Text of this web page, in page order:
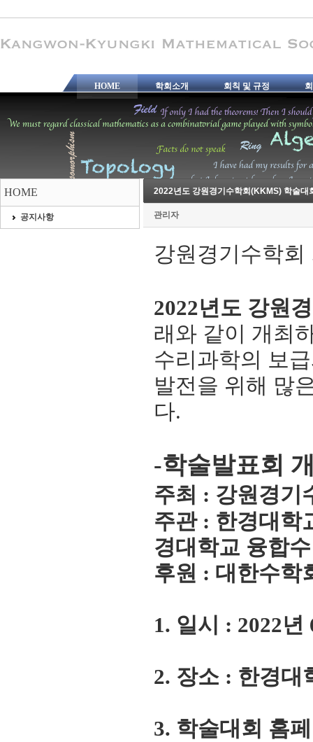
HOME 학회소개 회칙 및 규정
HOME
공지사항
2022년도 강원경기수학회(KKMS) 학술대
관리자
강원경기수학회
2022년도 강원
래와 같이 개최
수리과학의 보
발전을 위해 많
다.
-학술발표회
주최 : 강원경기
주관 : 한경대학
경대학교 융합
후원 : 대한수학
1. 일시 : 2022년
2. 장소 : 한경대
3. 학술대회 홈